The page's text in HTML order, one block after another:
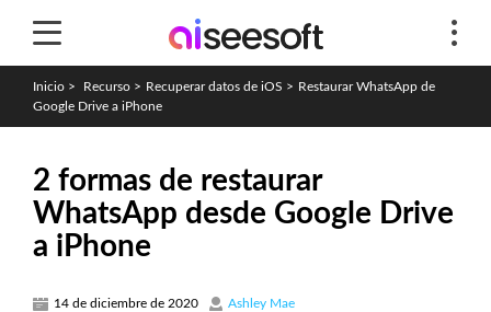
Inicio > Recurso > Recuperar datos de iOS > Restaurar WhatsApp de
Google Drive a iPhone
2 formas de restaurar
WhatsApp desde Google Drive
a iPhone
14 de diciembre de 2020
Ashley Mae